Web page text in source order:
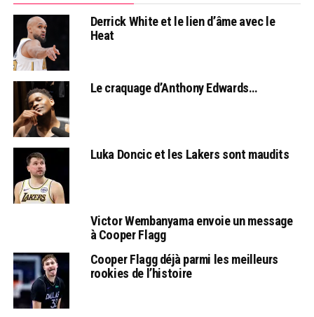
Derrick White et le lien d’âme avec le
Heat
Le craquage d’Anthony Edwards…
Luka Doncic et les Lakers sont maudits
Victor Wembanyama envoie un message
à Cooper Flagg
Cooper Flagg déjà parmi les meilleurs
rookies de l’histoire